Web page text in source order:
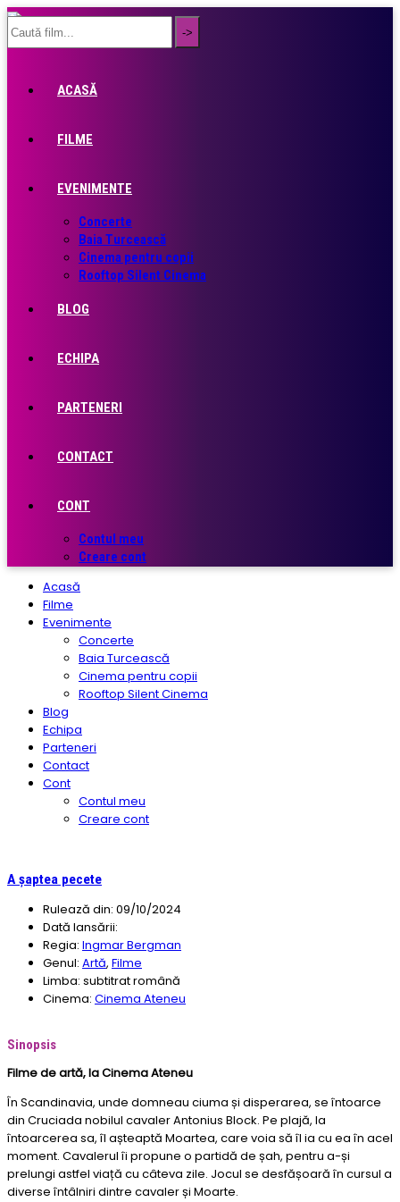
ACASĂ
FILME
EVENIMENTE
Concerte
Baia Turcească
Cinema pentru copii
Rooftop Silent Cinema
BLOG
ECHIPA
PARTENERI
CONTACT
CONT
Contul meu
Creare cont
Acasă
Filme
Evenimente
Concerte
Baia Turcească
Cinema pentru copii
Rooftop Silent Cinema
Blog
Echipa
Parteneri
Contact
Cont
Contul meu
Creare cont
A șaptea pecete
Rulează din: 09/10/2024
Dată lansării:
Regia: Ingmar Bergman
Genul: Artă, Filme
Limba: subtitrat română
Cinema: Cinema Ateneu
Sinopsis
Filme de artă, la Cinema Ateneu
În Scandinavia, unde domneau ciuma și disperarea, se întoarce
din Cruciada nobilul cavaler Antonius Block. Pe plajă, la
întoarcerea sa, îl așteaptă Moartea, care voia să îl ia cu ea în acel
moment. Cavalerul îi propune o partidă de șah, pentru a-și
prelungi astfel viață cu câteva zile. Jocul se desfășoară în cursul a
diverse întâlniri dintre cavaler și Moarte.